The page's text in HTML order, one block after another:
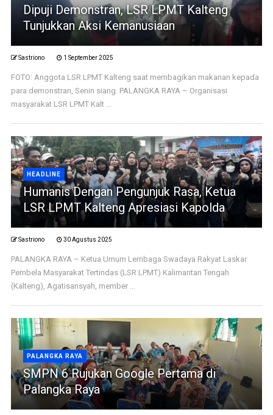
Dipuji Demonstran, LSR LPMT Kalteng
Tunjukkan Aksi Kemanusiaan
Sastriono 1 September 2025
FOTO: Anggota LSR LPMT Kalteng saat membagikan makanan kepada
para demonstran, Senin siang. PALANGKA RAYA – Organisasi
masyarakat LSR LPMT Kalt ...
HEADLINE
Humanis Dengan Pengunjuk Rasa, Ketua
LSR LPMT Kalteng Apresiasi Kapolda
Sastriono 30 Agustus 2025
PALANGKA RAYA – Ketua Umum Lembaga Swadaya Rakyat Laskar
Pembela Masyarakat Tertindas (LSR LPMT) Kalimantan Tengah
(Kalteng), Agatisansyah, member ...
PALANGKA RAYA
SMPN 6 Rujukan Google Pertama di
Palangka Raya